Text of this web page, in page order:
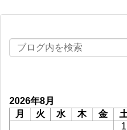
2026年8月
月
火 水 木 金
1